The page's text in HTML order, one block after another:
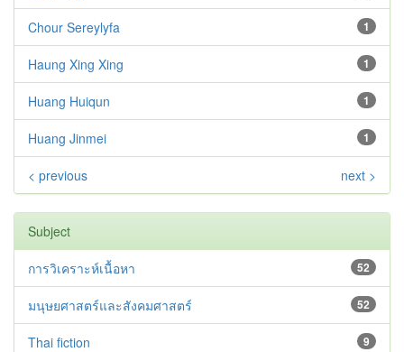
1
Chour Sereylyfa
1
Haung Xing Xing
1
Huang Huiqun
1
Huang Jinmei
< previous next >
Subject
52
การวิเคราะห์เนื้อหา
52
มนุษยศาสตร์และสังคมศาสตร์
9
Thai fiction